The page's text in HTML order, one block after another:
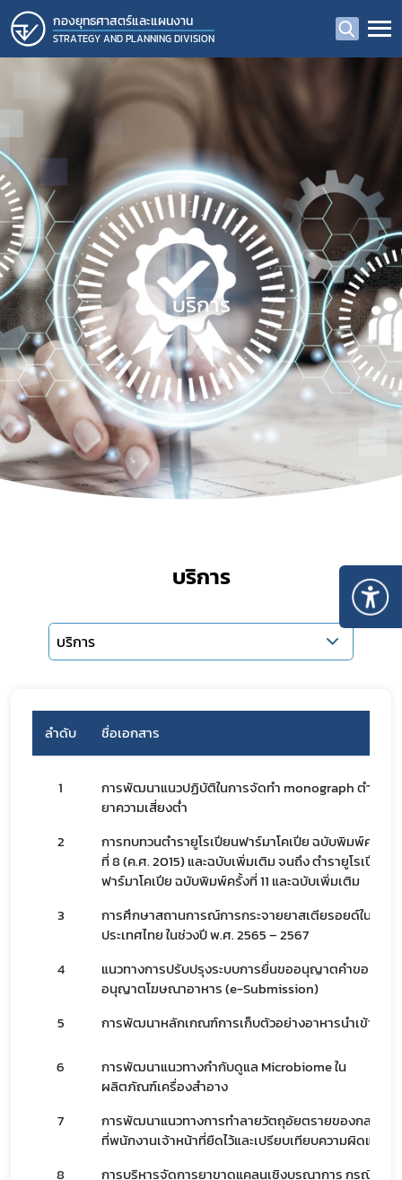
กองยุทธศาสตร์และแผนงาน
STRATEGY AND PLANNING DIVISION
บริการ
บริการ
บริการ
ลำดับ ชื่อเอกสาร
1
การพัฒนาแนวปฏิบัติในการจัดทำ monograph ตำรับ
ยาความเสี่ยงต่ำ
2
การทบทวนตำรายูโรเปียนฟาร์มาโคเปีย ฉบับพิมพ์ครั้ง
ที่ 8 (ค.ศ. 2015) และฉบับเพิ่มเติม จนถึง ตำรายูโรเปียน
ฟาร์มาโคเปีย ฉบับพิมพ์ครั้งที่ 11 และฉบับเพิ่มเติม
3
การศึกษาสถานการณ์การกระจายยาสเตียรอยด์ใน
ประเทศไทย ในช่วงปี พ.ศ. 2565 – 2567
4
แนวทางการปรับปรุงระบบการยื่นขออนุญาตคำขอ
อนุญาตโฆษณาอาหาร (e-Submission)
5
การพัฒนาหลักเกณฑ์การเก็บตัวอย่างอาหารนำเข้า
6
การพัฒนาแนวทางกำกับดูแล Microbiome ใน
ผลิตภัณฑ์เครื่องสำอาง
7
การพัฒนาแนวทางการทำลายวัตถุอัยตรายของกลาง
ที่พนักงานเจ้าหน้าที่ยืดไว้และเปรียบเทียบความผิดแล้ว
8
การบริหารจัดการยาขาดแคลนเชิงบูรณาการ กรณี
Subscribe
เลือกหัวข้อที่ท่านต้องการ Subscribe